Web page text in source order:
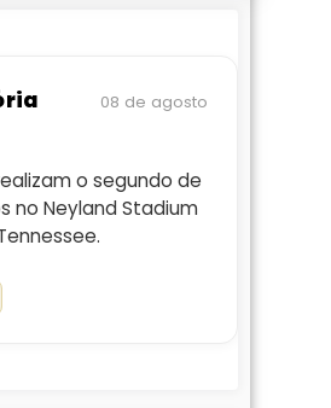
08 de agosto
o segundo de
no Neyland Stadium